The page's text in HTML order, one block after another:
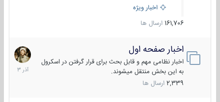
اخبار ویژه
161,706 ارسال ها
اخبار صفحه اول
اخبار نظامی مهم و قابل بحث برای قرار گرفتن در اسکرول
به این بخش منتقل میشوند.
2,339 ارسال ها
7
آذر
1403